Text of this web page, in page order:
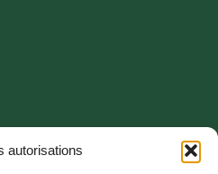
autorisations